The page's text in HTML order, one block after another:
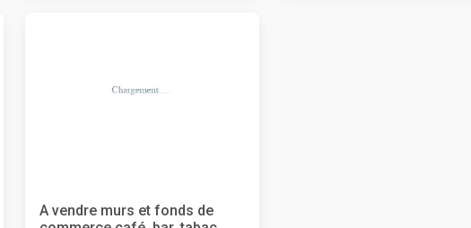
A vendre murs et fonds de